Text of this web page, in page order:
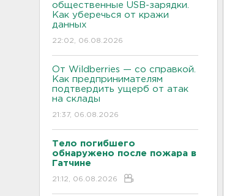
общественные USB-зарядки.
Как уберечься от кражи
данных
22:02, 06.08.2026
От Wildberries — со справкой.
Как предпринимателям
подтвердить ущерб от атак
на склады
21:37, 06.08.2026
Тело погибшего
обнаружено после пожара в
Гатчине
21:12, 06.08.2026